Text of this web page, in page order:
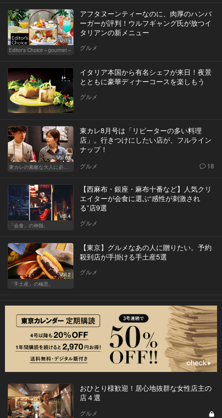
Vol.1
Editor's Choice～gourmet～
アフタヌーンティーなのに、肉厚のハンバ
ーガーが評判！ウルフギャング氏が放つイ
タリアンの新メニュー
グルメ
イタリア本国から有名シェフが来日！夜景
とともに豪華ディナーコースを楽しもう
グルメ
Vol.63
東カレの素敵な大人に必要なこと
東カレ8月号は「リピーターの多い料理
店」。行きつけにしたい店が、フルライン
ナップ！
グルメ 18
Vol.4
「会食」の神髄。
【西麻布・銀座・麻布十番など】人気クリ
エイターが会食に選ぶ“感性が刺激され
る”店9選
グルメ
Vol.2
「手土産」の極意。
【東京】グルメなあの人に贈りたい。予約
殺到店が手掛ける手土産5選
グルメ
おひとり様歓迎！居心地抜群な女性店主の
店４選
グルメ